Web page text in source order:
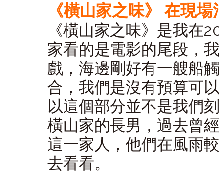
《橫山家之味》 在現
《橫山家之味》是我在
家看的是電影的尾段，
戲，海邊剛好有一艘船
合，我們是沒有預算可
以這個部分並不是我們
橫山家的長男，過去曾
這一家人，他們在風雨
去看看。